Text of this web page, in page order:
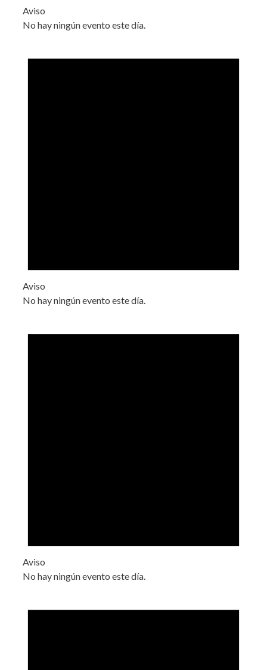
Aviso
No hay ningún evento este día.
Aviso
No hay ningún evento este día.
Aviso
No hay ningún evento este día.